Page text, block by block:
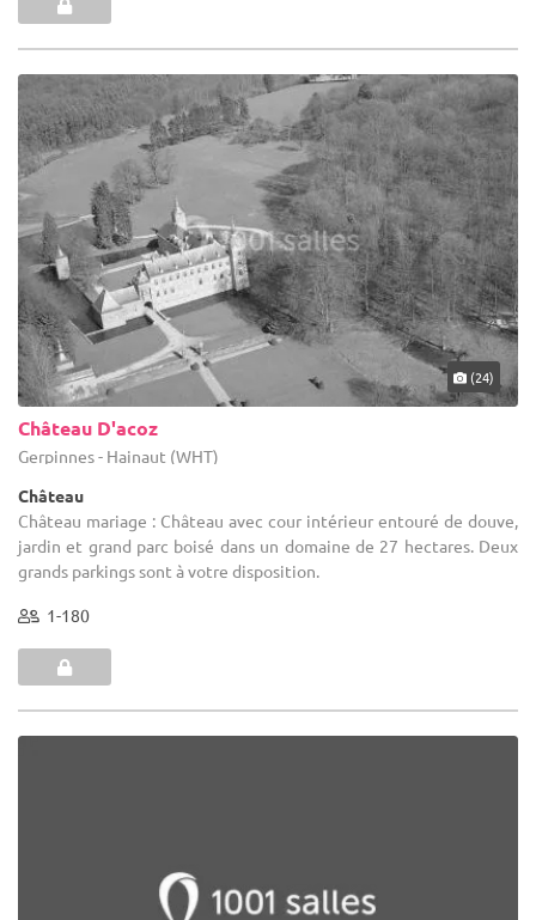
(24)
Château D'acoz
Gerpinnes - Hainaut (WHT)
Château
Château mariage : Château avec cour intérieur entouré de douve,
jardin et grand parc boisé dans un domaine de 27 hectares. Deux
grands parkings sont à votre disposition.
1-180